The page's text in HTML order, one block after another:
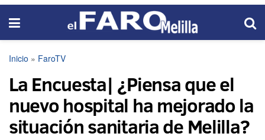
Inicio » FaroTV
La Encuesta| ¿Piensa que el
nuevo hospital ha mejorado la
situación sanitaria de Melilla?